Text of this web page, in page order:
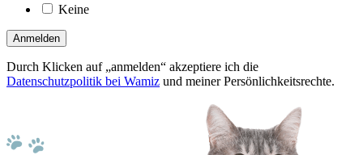
Keine
Anmelden
Durch Klicken auf „anmelden“ akzeptiere ich die
Datenschutzpolitik bei Wamiz und meiner Persönlichkeitsrechte.